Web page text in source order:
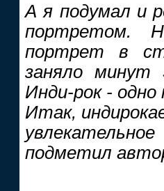
А я подумал и
портретом.
портрет в
заняло минут
Инди-рок - одно
Итак,
подметил